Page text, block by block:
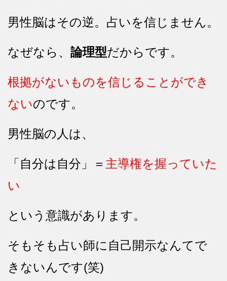
男性脳はその逆。占いを信じません。
なぜなら、 論理型だからです。
根拠がないものを信じることができ
ないのです。
男性脳の人は、
「自分は自分」＝ 主導権を握っていた
い
という意識があります。
そもそも占い師に自己開示なんてで
きないんです(笑)